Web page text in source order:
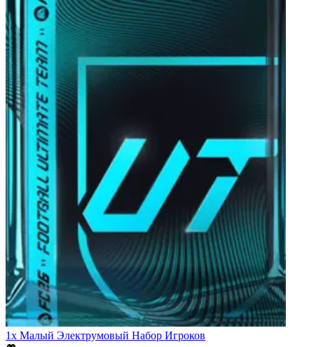
1x Малый Электрумовый Набор Игроков